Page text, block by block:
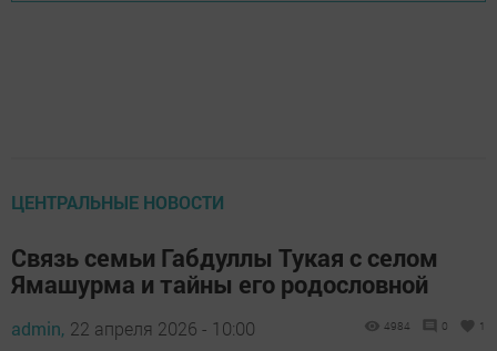
ЦЕНТРАЛЬНЫЕ НОВОСТИ
Связь семьи Габдуллы Тукая с селом
Ямашурма и тайны его родословной
admin, 22 апреля 2026 - 10:00 4984 0 1